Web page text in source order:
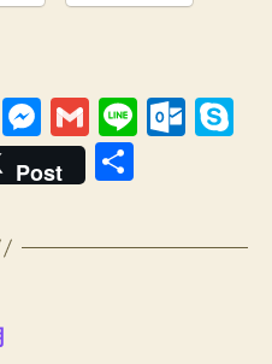
E
M
e
ss
G
m
ail
Li
O
Post